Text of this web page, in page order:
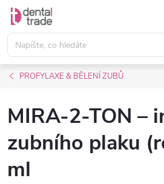
Přejít
obsah
PROFYLAXE & BĚLENÍ ZUBŮ
MIRA-2-TON –
zubního plaku
ml